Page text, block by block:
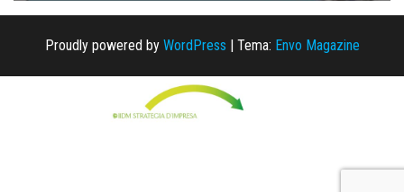
Proudly powered by WordPress Tema: Envo Magazine